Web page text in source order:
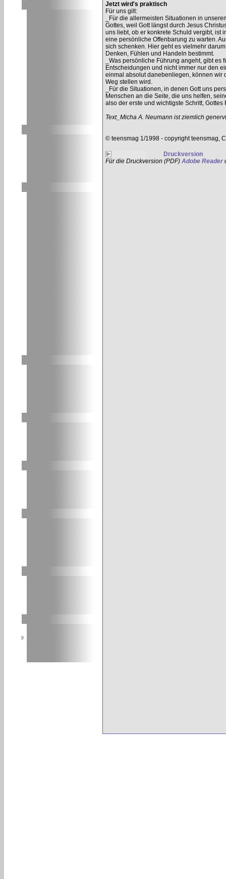
Jetzt wird's praktisch
Für uns gilt:
_Für die allermeisten Situationen in
Gottes, weil Gott längst durch Jesus
uns liebt, ob er konkrete Schuld vergibt, ist
eine persönliche Offenbarung zu warten.
sich schenken. Hier geht es vielmehr
Denken, Fühlen und Handeln bestimmt.
_Was persönliche Führung angeht, gibt
Entscheidungen und nicht immer nur den
einmal absolut danebenliegen, können wir
Weg stellen wird.
_Für die Situationen, in denen Gott uns
Menschen an die Seite, die uns helfen,
also der erste und wichtigste Schritt, Gottes
Text_Micha A. Neumann ist ziemlich
© teensmag 1/1998 - copyright teensmag,
Druckversion
Für die Druckversion (PDF) Adobe Reader